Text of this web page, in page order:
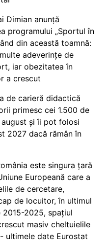
Dimian anunță
programului „Sportul în
din această toamnă:
adeverințe de
iar obezitatea în
a crescut
de carieră didactică
primesc cei 1.500 de
august și îi pot folosi
2027 dacă rămân în
este singura țară
Europeană care a
de cercetare,
de locuitor, în ultimul
2015-2025, spațiul
masiv cheltuielile
ultimele date Eurostat